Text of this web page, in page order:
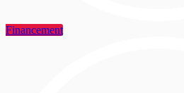
Financement